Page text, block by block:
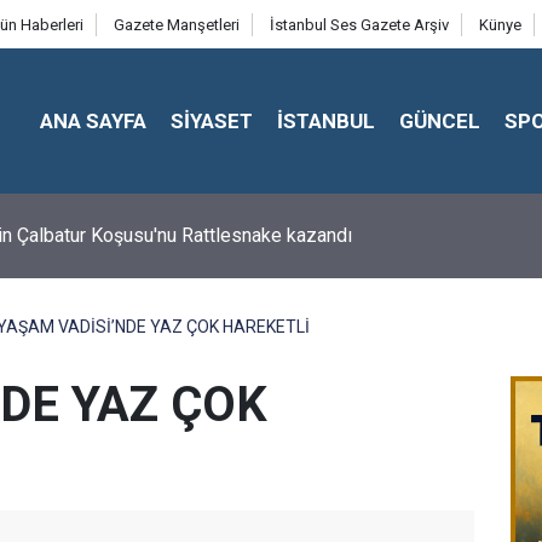
Haberleri Gazete Manşetleri İstanbul Ses Gazete Arşiv Künye
ANA SAYFA SİYASET İSTANBUL GÜNCEL
Çalbatur Koşusu'nu Rattlesnake kazandı
VADİSİ’NDE YAZ ÇOK HAREKETLİ
YAZ ÇOK